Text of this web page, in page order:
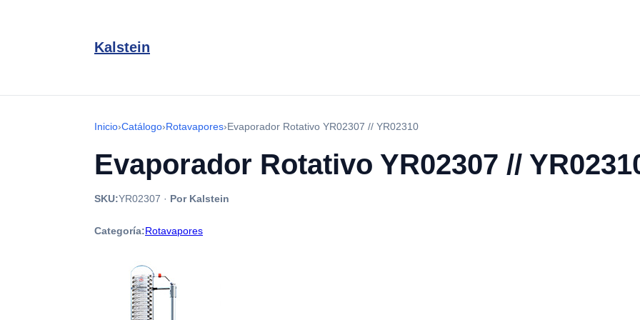
Kalstein
Inicio›Catálogo›Rotavapores›Evaporador Rotativo YR02307 // YR02310
Evaporador Rotativo YR02307 //
SKU:YR02307 · Por Kalstein
Categoría:Rotavapores